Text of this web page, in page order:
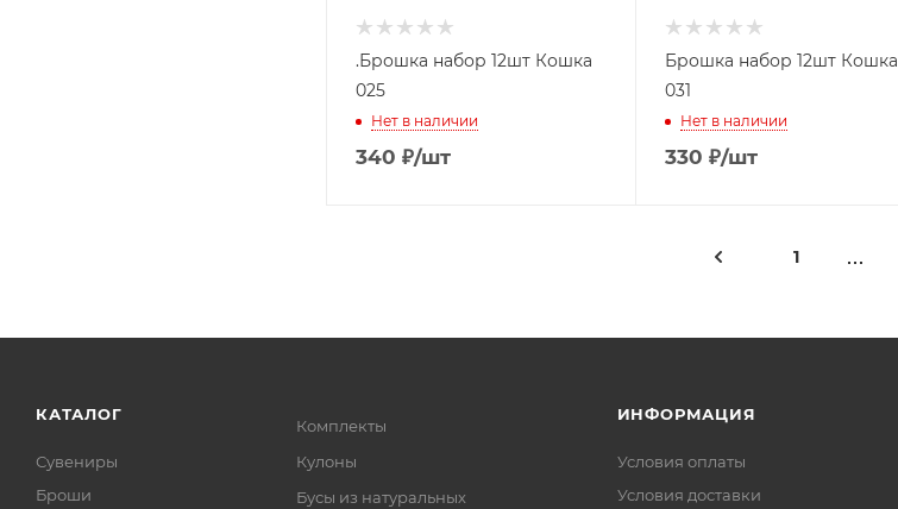
.Брошка набор 12шт Кошка
025
Нет в наличии
340 ₽/шт
Брошка набор 12шт Кошка
031
Нет в наличии
330 ₽/шт
1
КАТАЛОГ
Сувениры
Броши
Комплекты
Кулоны
Бусы из натуральных
ИНФОРМАЦИЯ
Условия оплаты
Условия доставки